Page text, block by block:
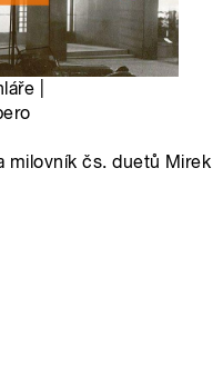
|
milovník čs. duetů Mirek